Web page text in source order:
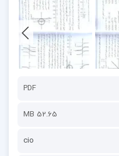
PDF
52.65 MB
cio